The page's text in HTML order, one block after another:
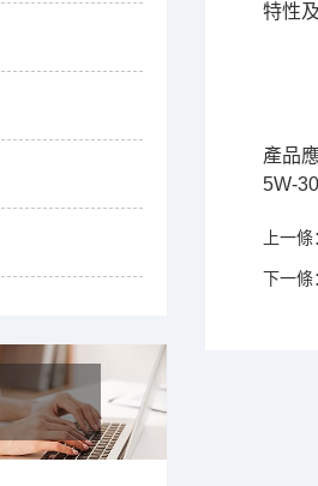
特性
降
油
冷
產品
5W-
上一條
下一條